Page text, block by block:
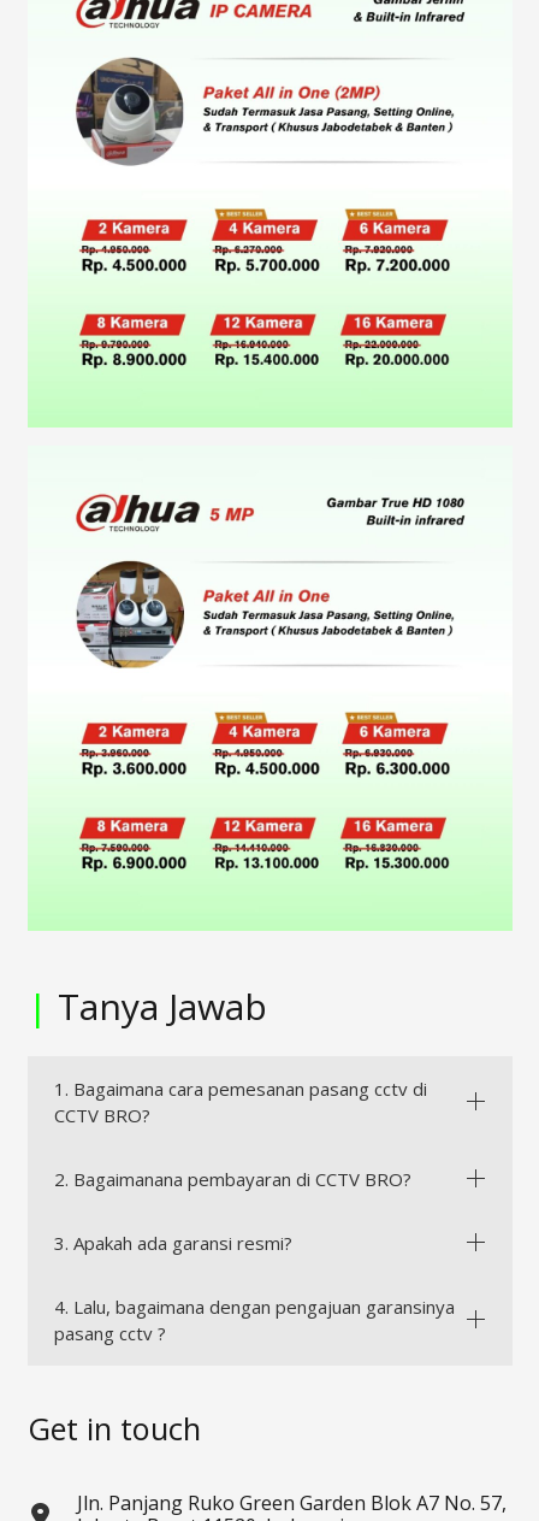
| Tanya Jawab
1. Bagaimana cara pemesanan pasang cctv di
CCTV BRO?
2. Bagaimanana pembayaran di CCTV BRO?
3. Apakah ada garansi resmi?
4. Lalu, bagaimana dengan pengajuan garansinya
pasang cctv ?
Get in touch
Jln. Panjang Ruko Green Garden Blok A7 No. 57,